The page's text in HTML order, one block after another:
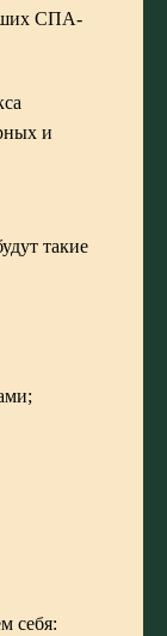
СПА-
и
такие
себя: